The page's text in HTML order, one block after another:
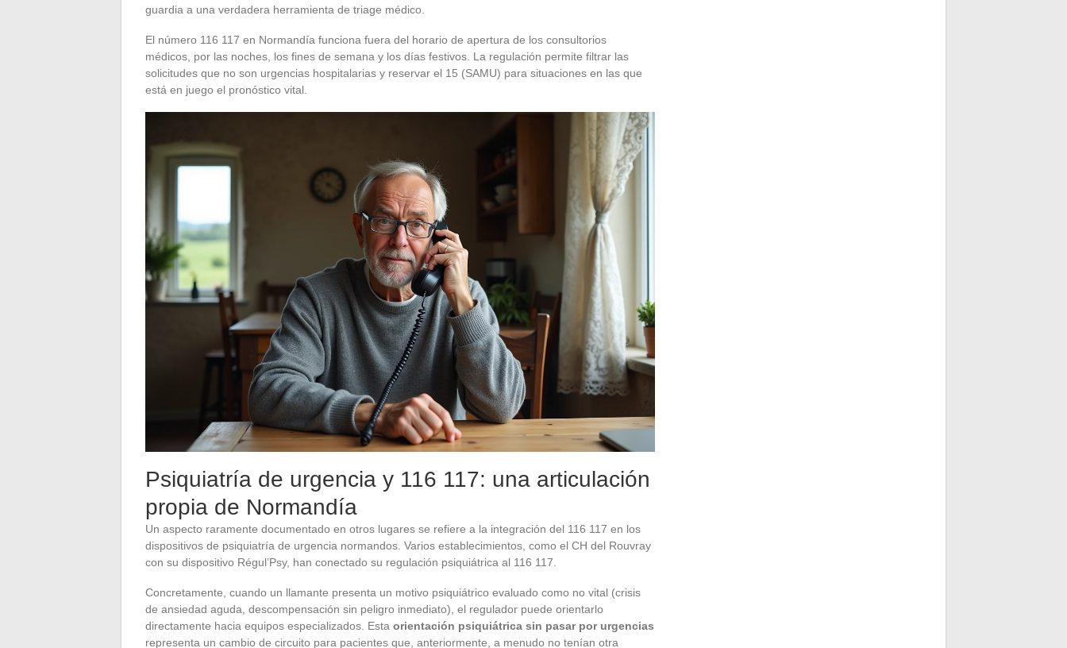
guardia a una verdadera herramienta de triage médico.
El número 116 117 en Normandía funciona fuera del horario de apertura de los consultorios
médicos, por las noches, los fines de semana y los días festivos. La regulación permite filtrar las
solicitudes que no son urgencias hospitalarias y reservar el 15 (SAMU) para situaciones en las que
está en juego el pronóstico vital.
Psiquiatría de urgencia y 116 117: una articulación
propia de Normandía
Un aspecto raramente documentado en otros lugares se refiere a la integración del 116 117 en los
dispositivos de psiquiatría de urgencia normandos. Varios establecimientos, como el CH del Rouvray
con su dispositivo Régul’Psy, han conectado su regulación psiquiátrica al 116 117.
Concretamente, cuando un llamante presenta un motivo psiquiátrico evaluado como no vital (crisis
de ansiedad aguda, descompensación sin peligro inmediato), el regulador puede orientarlo
directamente hacia equipos especializados. Esta orientación psiquiátrica sin pasar por urgencias
representa un cambio de circuito para pacientes que, anteriormente, a menudo no tenían otra